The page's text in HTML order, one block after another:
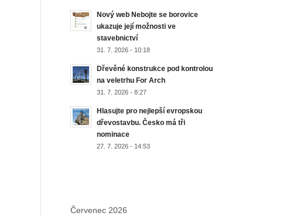
Nový web Nebojte se borovice
ukazuje její možnosti ve
stavebnictví
31. 7. 2026 - 10:18
Dřevěné konstrukce pod kontrolou
na veletrhu For Arch
31. 7. 2026 - 8:27
Hlasujte pro nejlepší evropskou
dřevostavbu. Česko má tři
nominace
27. 7. 2026 - 14:53
Červenec 2026